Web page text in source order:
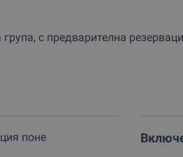
с предварителна
поне